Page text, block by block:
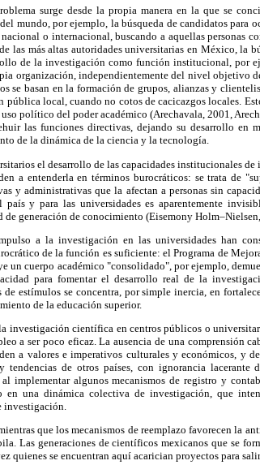
surge desde la propia manera en la que se
mundo, por ejemplo, la búsqueda de candidatos para
o internacional, buscando a aquellas personas
las más altas autoridades universitarias en México, la
de la investigación como función institucional, por
organización, independientemente del nivel objetivo
se basan en la formación de grupos, alianzas y
pública local, cuando no cotos de cacicazgos locales.
político del poder académico (Arechavala, 2001,
las funciones directivas, dejando su desarrollo en
de la dinámica de la ciencia y la tecnología.
el desarrollo de las capacidades institucionales
a entenderla en términos burocráticos: se trata de
y administrativas que la afectan a personas sin
país y para las universidades es aparentemente
generación de conocimiento (Eisemony
a la investigación en las universidades han
de la función es suficiente: el Programa de
un cuerpo académico "consolidado", por ejemplo,
para fomentar el desarrollo real de la
estímulos se concentra, por simple inercia, en
de la educación superior.
investigación científica en centros públicos o
a ser poco eficaz. La ausencia de una comprensión
a valores e imperativos culturales y económicos, y
de otros países, con ignorancia lacerante
implementar algunos mecanismos de registro y
en una dinámica colectiva de investigación, que
investigación.
que los mecanismos de reemplazo favorecen la
Las generaciones de científicos mexicanos que se
quienes se encuentran aquí acarician proyectos para